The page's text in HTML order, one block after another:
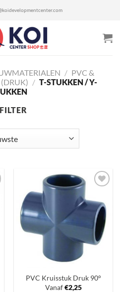
/ PVC &
/ T-STUKKEN / Y-
FILTER
aan
verlanglijst
PVC Kruisstuk Druk 90°
Vanaf€2,25